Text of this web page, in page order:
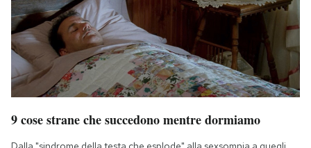
9 cose strane che succedono mentre dormiamo